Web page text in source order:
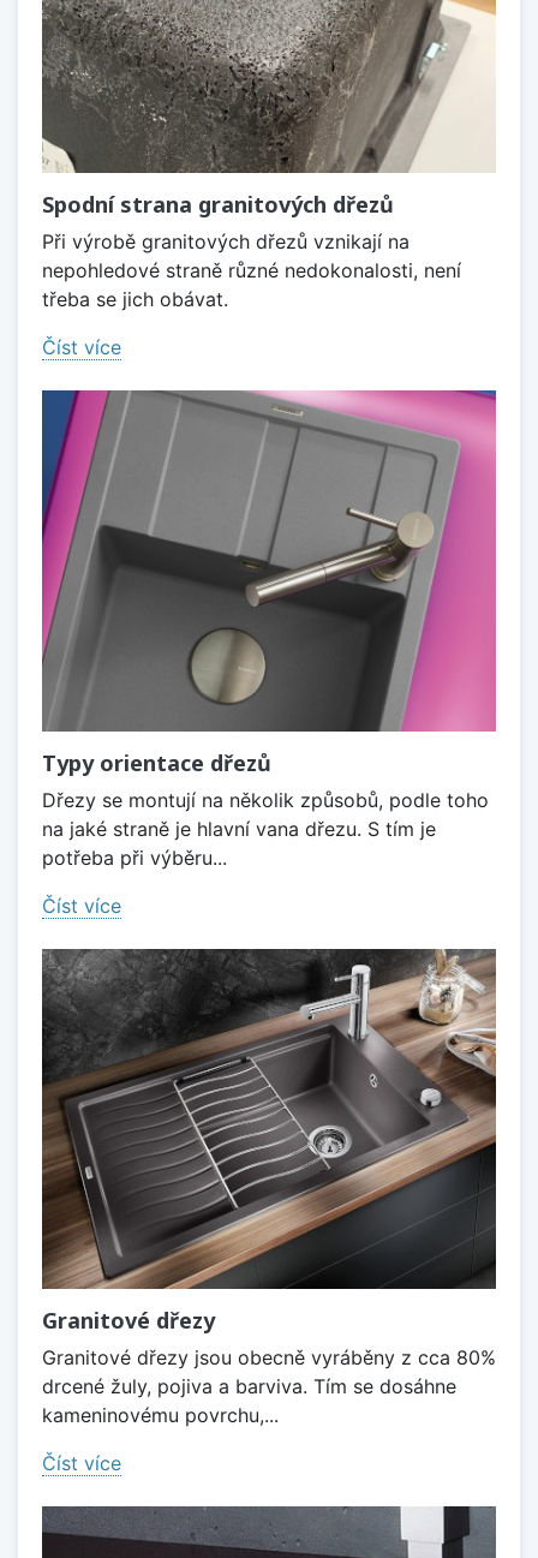
Spodní strana granitových dřezů
Při výrobě granitových dřezů vznikají na
nepohledové straně různé nedokonalosti, není
třeba se jich obávat.
Číst více
Typy orientace dřezů
Dřezy se montují na několik způsobů, podle toho
na jaké straně je hlavní vana dřezu. S tím je
potřeba při výběru...
Číst více
Granitové dřezy
Granitové dřezy jsou obecně vyráběny z cca 80%
drcené žuly, pojiva a barviva. Tím se dosáhne
kameninovému povrchu,...
Číst více